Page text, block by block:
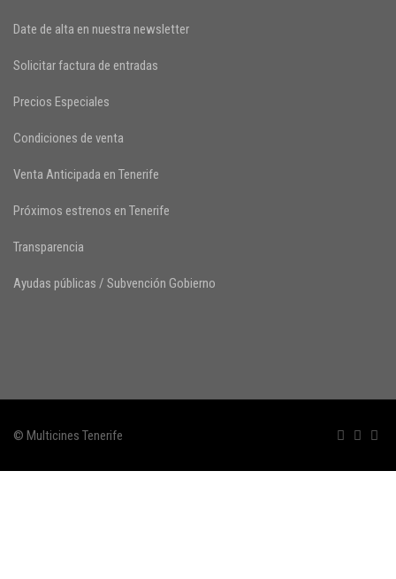
Date de alta en nuestra newsletter
Solicitar factura de entradas
Precios Especiales
Condiciones de venta
Venta Anticipada en Tenerife
Próximos estrenos en Tenerife
Transparencia
Ayudas públicas / Subvención Gobierno
© Multicines Tenerife